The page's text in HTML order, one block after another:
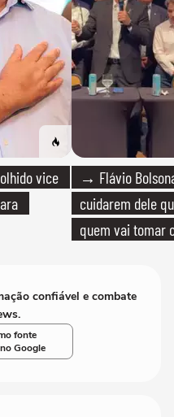
vice
→ Flávio
cuidarem dele
quem vai tomar
confiável e combate
fonte
Google